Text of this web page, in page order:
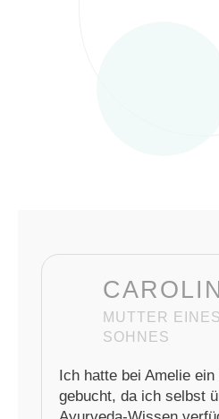
MUTTER
SOHNES
Ich hatte bei Amelie
gebucht, da ich selbst